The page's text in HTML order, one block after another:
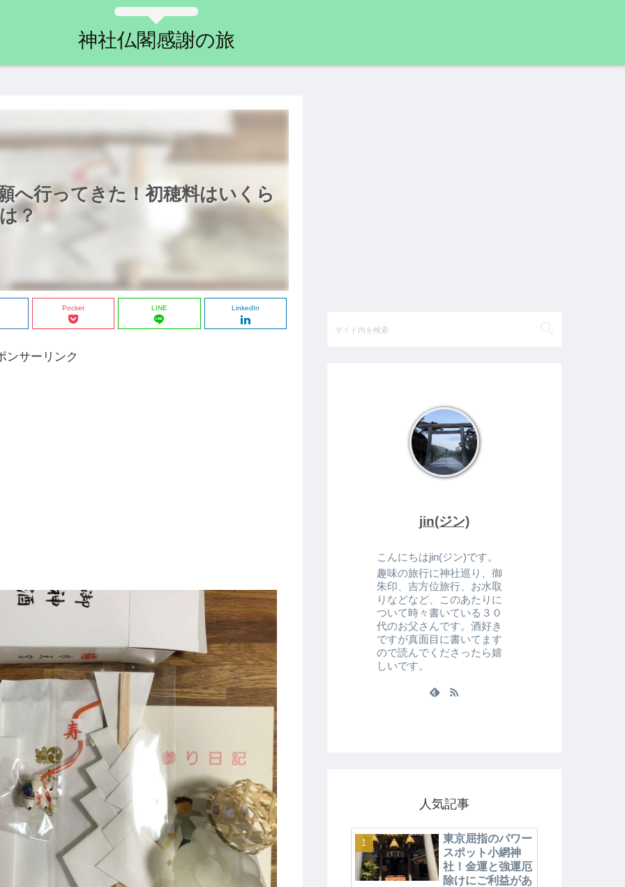
神社仏閣感謝の旅
へ行ってきた！初穂料はいくら
？
Pocket LINE LinkedIn
ンサーリンク
jin(ジン)
こんにちはjin(ジン)です。
趣味の旅行に神社巡り、御
朱印、吉方位旅行、お水取
りなどなど、このあたりに
ついて時々書いている３０
代のお父さんです。酒好き
ですが真面目に書いてます
ので読んでくださったら嬉
しいです。
人気記事
東京屈指のパワー
スポット小網神
社！金運と強運厄
除けにご利益があ